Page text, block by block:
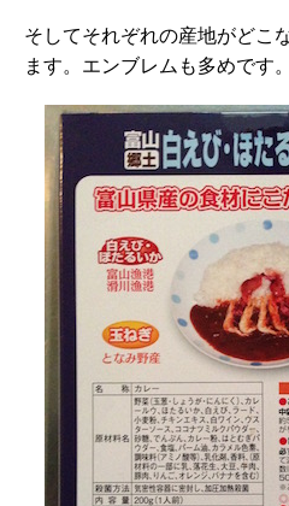
そしてそれぞれの産地がどこ
ます。エンブレムも多めです。